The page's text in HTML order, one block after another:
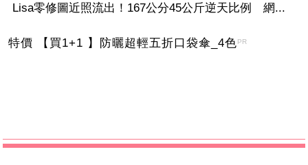
Lisa零修圖近照流出！167公分45公斤逆天比例 網...
特價 【買1+1 】防曬超輕五折口袋傘_4色PR